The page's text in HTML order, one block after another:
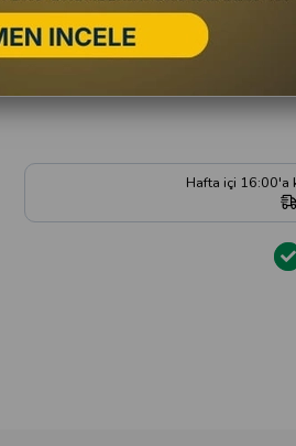
Gelince Haber Ver
Hafta içi 16:00'a